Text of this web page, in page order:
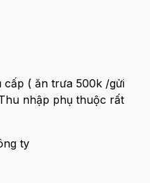
( ăn trưa 500k /gửi
nhập phụ thuộc rất
ty